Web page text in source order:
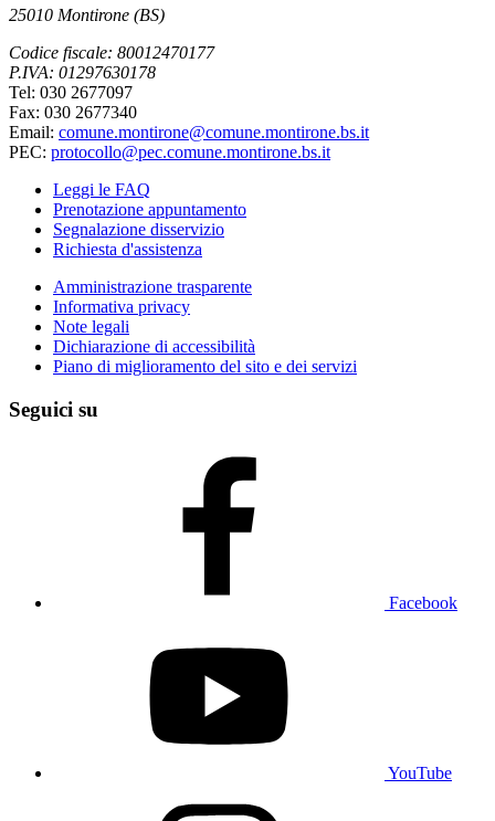
25010 Montirone (BS)
Codice fiscale: 80012470177
P.IVA: 01297630178
Tel: 030 2677097
Fax: 030 2677340
Email: comune.montirone@comune.montirone.bs.it
PEC: protocollo@pec.comune.montirone.bs.it
Leggi le FAQ
Prenotazione appuntamento
Segnalazione disservizio
Richiesta d'assistenza
Amministrazione trasparente
Informativa privacy
Note legali
Dichiarazione di accessibilità
Piano di miglioramento del sito e dei servizi
Seguici su
Facebook
YouTube